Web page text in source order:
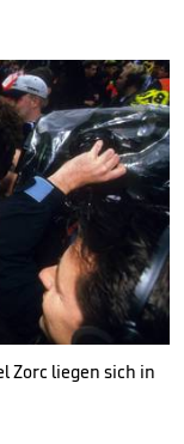
Zorc liegen sich in